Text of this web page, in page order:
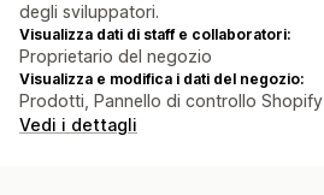
degli sviluppatori.
Visualizza dati di staff e collaboratori:
Proprietario del negozio
Visualizza e modifica i dati del negozio:
Prodotti, Pannello di controllo Shopify
Vedi i dettagli